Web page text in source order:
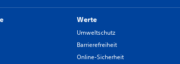
Werte
Umweltschutz
Barrierefreiheit
Online-Sicherheit